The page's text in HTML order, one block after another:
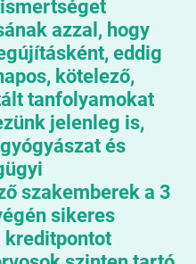
azzal, hogy
eddig
kötelező,
tanfolyamokat
jelenleg is,
és
szakemberek a 3
sikeres
kreditpontot